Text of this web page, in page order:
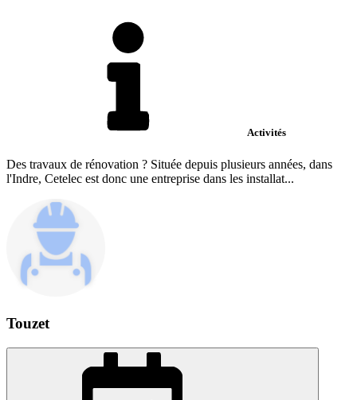
Activités
Des travaux de rénovation ? Située depuis plusieurs années, dans
l'Indre, Cetelec est donc une entreprise dans les installat...
Touzet